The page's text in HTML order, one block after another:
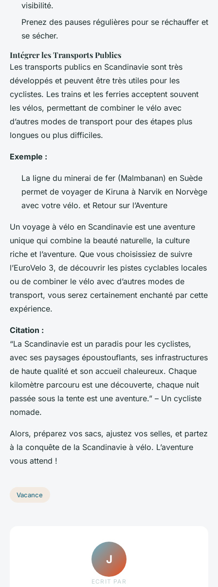
visibilité.
Prenez des pauses régulières pour se réchauffer et
se sécher.
Intégrer les Transports Publics
Les transports publics en Scandinavie sont très
développés et peuvent être très utiles pour les
cyclistes. Les trains et les ferries acceptent souvent
les vélos, permettant de combiner le vélo avec
d’autres modes de transport pour des étapes plus
longues ou plus difficiles.
Exemple :
La ligne du minerai de fer (Malmbanan) en Suède
permet de voyager de Kiruna à Narvik en Norvège
avec votre vélo. et Retour sur l’Aventure
Un voyage à vélo en Scandinavie est une aventure
unique qui combine la beauté naturelle, la culture
riche et l’aventure. Que vous choisissiez de suivre
l’EuroVelo 3, de découvrir les pistes cyclables locales
ou de combiner le vélo avec d’autres modes de
transport, vous serez certainement enchanté par cette
expérience.
Citation :
“La Scandinavie est un paradis pour les cyclistes,
avec ses paysages époustouflants, ses infrastructures
de haute qualité et son accueil chaleureux. Chaque
kilomètre parcouru est une découverte, chaque nuit
passée sous la tente est une aventure.” – Un cycliste
nomade.
Alors, préparez vos sacs, ajustez vos selles, et partez
à la conquête de la Scandinavie à vélo. L’aventure
vous attend !
Vacance
J
ECRIT PAR